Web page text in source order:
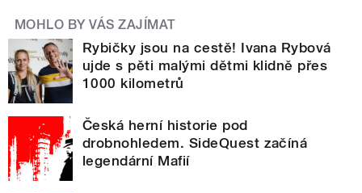
MOHLO BY VÁS ZAJÍMAT
Rybičky jsou na cestě! Ivana Rybová
ujde s pěti malými dětmi klidně přes
1000 kilometrů
Česká herní historie pod
drobnohledem. SideQuest začíná
legendární Mafií